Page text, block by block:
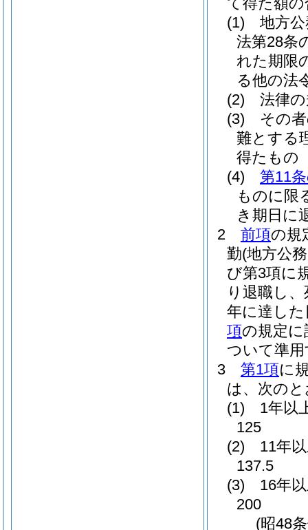
(1)
地方
法第28条
れた期限
る他の法
(2)
法律
(3)
その
難とする
得たもの
(4)
第11
ものに限
き期日に
2
前項の規
勤(地方公
び第3項に
り退職し、
年に達し
項の規定に
ついて準
3
第1項に
は、次の
(1)
1年以
125
(2)
11年
137.5
(3)
16年
200
(昭48